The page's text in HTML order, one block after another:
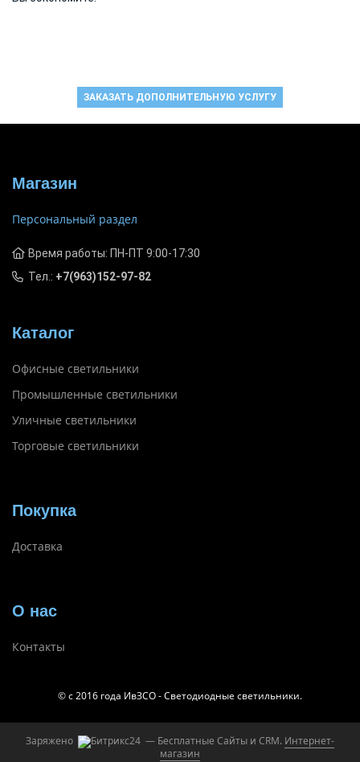
ЗАКАЗАТЬ ДОПОЛНИТЕЛЬНУЮ УСЛУГУ
Магазин
Персональный раздел
Время работы: ПН-ПТ 9:00-17:30
Тел.: +7(963)152-97-82
Каталог
Офисные светильники
Промышленные светильники
Уличные светильники
Торговые светильники
Покупка
Доставка
О нас
Контакты
© с 2016 года ИвЗСО - Светодиодные светильники.
Заряжено — Бесплатные Сайты и CRM. Интернет-
магазин